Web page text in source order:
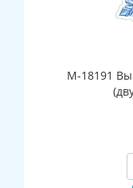
М-18191